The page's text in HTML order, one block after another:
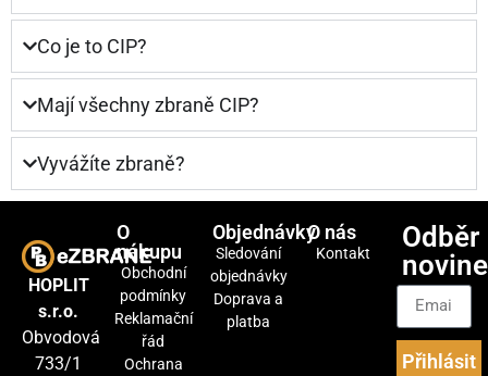
Co je to CIP?
Mají všechny zbraně CIP?
Vyvážíte zbraně?
HOPLIT
s.r.o.
Obvodová
733/1
O
nákupu
Obchodní
podmínky
Reklamační
řád
Ochrana
Objednávky
Sledování
objednávky
Doprava a
platba
O nás
Kontakt
Odběr
Přihlásit